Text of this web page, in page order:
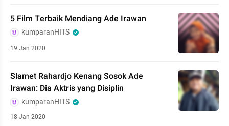
5 Film Terbaik Mendiang Ade Irawan
kumparanHITS
19 Jan 2020
Slamet Rahardjo Kenang Sosok Ade
Irawan: Dia Aktris yang Disiplin
kumparanHITS
18 Jan 2020